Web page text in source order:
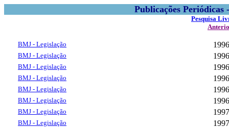
Publicações
Pesquisa
BMJ - Legislação 1996
BMJ - Legislação 1996
BMJ - Legislação 1996
BMJ - Legislação 1996
BMJ - Legislação 1996
BMJ - Legislação 1996
BMJ - Legislação 1997
BMJ - Legislação 1997